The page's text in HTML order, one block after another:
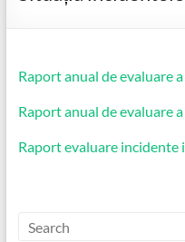
Raport anual de evaluare
Raport anual de evaluare
Raport evaluare